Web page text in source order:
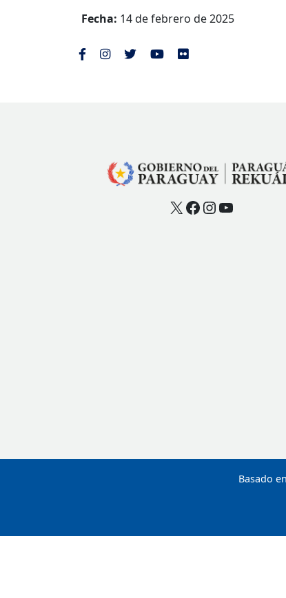
Fecha: 14 de febrero de 2025
X Facebook
Instagram
YouTube
Basado